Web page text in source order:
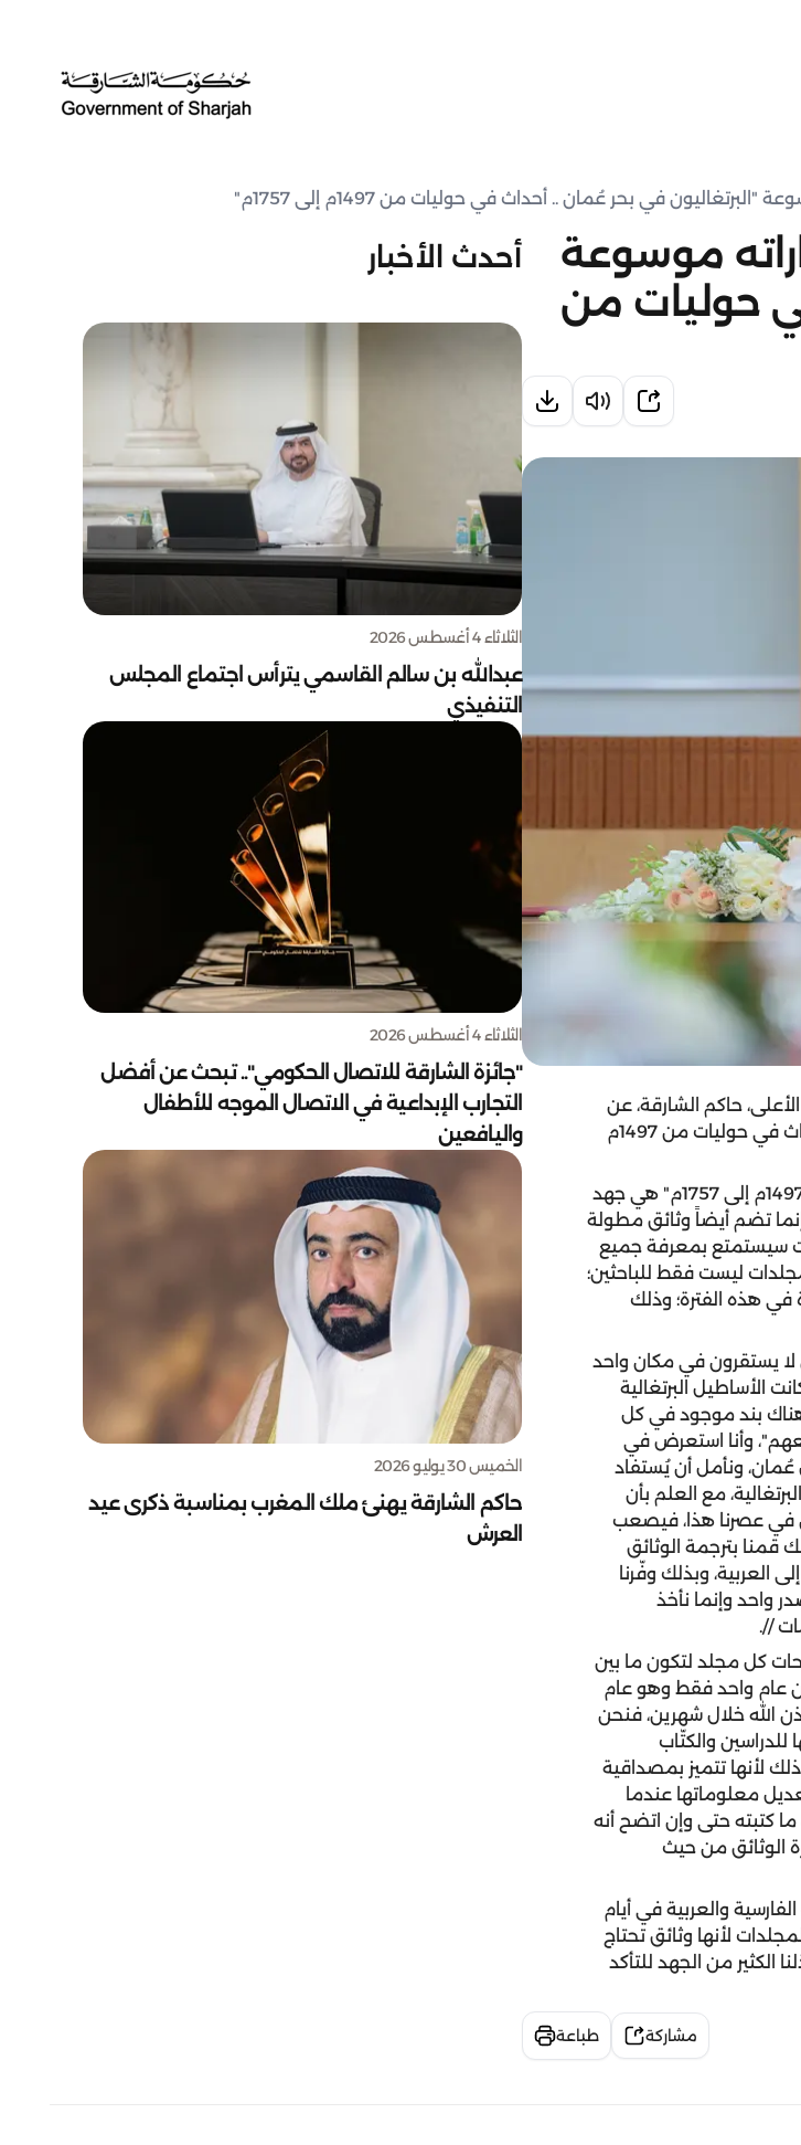
في بحر عُمان .. أحداث في حوليات من 1497م إلى 1757م"
موسوعة
حوليات من
حاكم الشارقة، عن
أحدث إصدارات سموه التاريخية؛ وهي موسوعة "البرتغاليون في بحر عُمان .. أحداث في حوليات من 1497م
وقال سموه // إن موسوعة "البرتغاليون في بحر عُمان .. أحداث في حوليات من 1497م إلى 1757م" هي جهد
فقط على وثائق وإنما تضم أيضاً وثائق مطولة
سيستمتع بمعرفة جميع
التي تمتد إلى 260 سنة، وهذه المجلدات ليست فقط للباحثين؛
في هذه الفترة؛ وذلك
لا يستقرون في مكان واحد
الأساطيل البرتغالية
هناك بند موجود في كل
معهم"، وأنا استعرض في
ونأمل أن يُستفاد
مع العلم بأن
في عصرنا هذا، فيصعب
قمنا بترجمة الوثائق
العربية، وبذلك وفّرنا
واحد وإنما نأخذ
//.
ونحن نحدد عدد صفحات كل مجلد لتكون ما بين
عن عام واحد فقط وهو عام
مليئاً بالأحداث، وسننتهي من إنجاز الـ 15 مجلداً بإذن الله خلال شهرين، فنحن
والكتّاب
لأنها تتميز بمصداقية
معلوماتها عندما
ما كتبته حتى وإن اتضح أنه
الوثائق من حيث
والعربية في أيام
لأنها وثائق تحتاج
الكثير من الجهد للتأكد
مشاركة طباعة
أحدث الأخبار
الثلاثاء 4 أغسطس 2026
عبدالله بن سالم القاسمي يترأس اجتماع المجلس
التنفيذي
الثلاثاء 4 أغسطس 2026
"جائزة الشارقة للاتصال الحكومي".. تبحث عن أفضل
التجارب الإبداعية في الاتصال الموجه للأطفال
واليافعين
الخميس 30 يوليو 2026
حاكم الشارقة يهنئ ملك المغرب بمناسبة ذكرى عيد
العرش